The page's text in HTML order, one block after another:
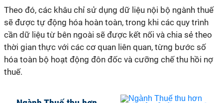
Theo đó, các khâu chỉ sử dụng dữ liệu nội bộ ngành thuế
sẽ được tự động hóa hoàn toàn, trong khi các quy trình
cần dữ liệu từ bên ngoài sẽ được kết nối và chia sẻ theo
thời gian thực với các cơ quan liên quan, từng bước số
hóa toàn bộ hoạt động đôn đốc và cưỡng chế thu hồi nợ
thuế.